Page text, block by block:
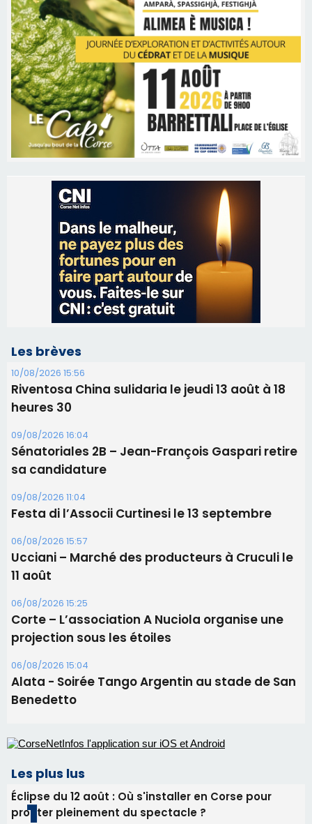
Les brèves
10/08/2026 15:56
Riventosa China sulidaria le jeudi 13 août à 18
heures 30
09/08/2026 16:04
Sénatoriales 2B – Jean-François Gaspari retire
sa candidature
09/08/2026 11:04
Festa di l’Associi Curtinesi le 13 septembre
06/08/2026 15:57
Ucciani – Marché des producteurs à Cruculi le
11 août
06/08/2026 15:25
Corte – L’association A Nuciola organise une
projection sous les étoiles
06/08/2026 15:04
Alata - Soirée Tango Argentin au stade de San
Benedetto
Les plus lus
Éclipse du 12 août : Où s'installer en Corse pour
profiter pleinement du spectacle ?